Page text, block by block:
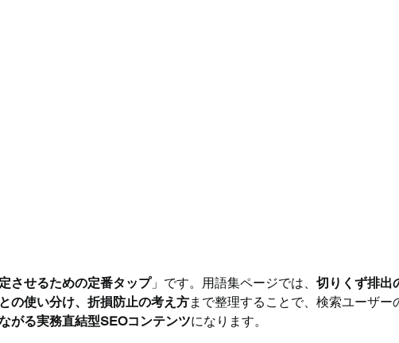
させるための定番タップ」です。用語集ページでは、切りくず排出
の使い分け、折損防止の考え方まで整理することで、検索ユーザー
がる実務直結型SEOコンテンツになります。